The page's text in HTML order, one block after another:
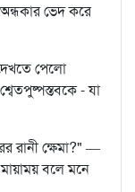
ভেদ করে
পেলো
- যা
রানী ক্ষেমা?" —
বলে মনে